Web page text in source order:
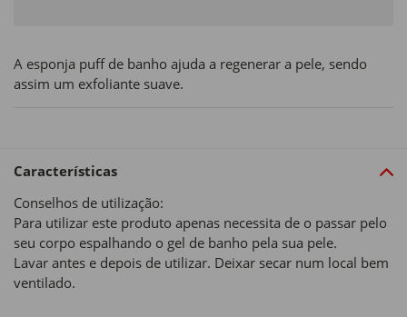
A esponja puff de banho ajuda a regenerar a pele, sendo
assim um exfoliante suave.
Características
Conselhos de utilização:
Para utilizar este produto apenas necessita de o passar pelo
seu corpo espalhando o gel de banho pela sua pele.
Lavar antes e depois de utilizar. Deixar secar num local bem
ventilado.